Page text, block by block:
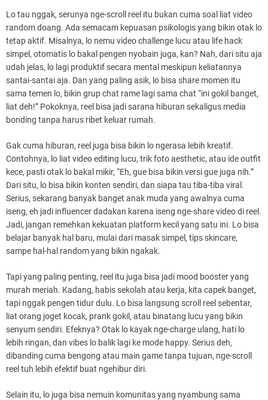
Lo tau nggak, serunya nge-scroll reel itu bukan cuma soal liat video
random doang. Ada semacam kepuasan psikologis yang bikin otak lo
tetap aktif. Misalnya, lo nemu video challenge lucu atau life hack
simpel, otomatis lo bakal pengen nyobain juga, kan? Nah, dari situ aja
udah jelas, lo lagi produktif secara mental meskipun keliatannya
santai-santai aja. Dan yang paling asik, lo bisa share momen itu
sama temen lo, bikin grup chat rame lagi sama chat “ini gokil banget,
liat deh!” Pokoknya, reel bisa jadi sarana hiburan sekaligus media
bonding tanpa harus ribet keluar rumah.
Gak cuma hiburan, reel juga bisa bikin lo ngerasa lebih kreatif.
Contohnya, lo liat video editing lucu, trik foto aesthetic, atau ide outfit
kece, pasti otak lo bakal mikir, “Eh, gue bisa bikin versi gue juga nih.”
Dari situ, lo bisa bikin konten sendiri, dan siapa tau tiba-tiba viral.
Serius, sekarang banyak banget anak muda yang awalnya cuma
iseng, eh jadi influencer dadakan karena iseng nge-share video di reel.
Jadi, jangan remehkan kekuatan platform kecil yang satu ini. Lo bisa
belajar banyak hal baru, mulai dari masak simpel, tips skincare,
sampe hal-hal random yang bikin ngakak.
Tapi yang paling penting, reel itu juga bisa jadi mood booster yang
murah meriah. Kadang, habis sekolah atau kerja, kita capek banget,
tapi nggak pengen tidur dulu. Lo bisa langsung scroll reel sebentar,
liat orang joget kocak, prank gokil, atau binatang lucu yang bikin
senyum sendiri. Efeknya? Otak lo kayak nge-charge ulang, hati lo
lebih ringan, dan vibes lo balik lagi ke mode happy. Serius deh,
dibanding cuma bengong atau main game tanpa tujuan, nge-scroll
reel tuh lebih efektif buat ngehibur diri.
Selain itu, lo juga bisa nemuin komunitas yang nyambung sama